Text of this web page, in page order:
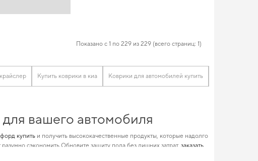
Показано с 1 по 229 из 229 (всего страниц: 1)
Купить коврики в киа Коврики для автомобилей купить
вашего автомобиля
купить и получить высококачественные продукты, которые надолго
разумно сэкономить Обновите защиту пола без лишних затрат, заказать